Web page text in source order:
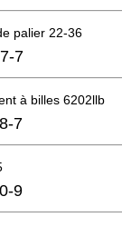
palier 22-36
7
à billes 6202llb
7
9